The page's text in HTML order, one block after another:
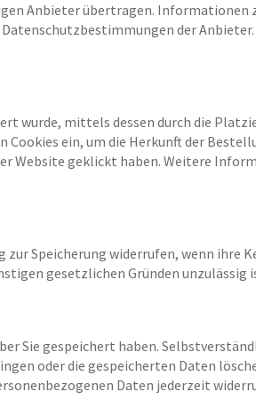
Anbieter übertragen. Informationen
der Anbieter.
wurde, mittels dessen durch die
ein, um die Herkunft der
Website geklickt haben. Weitere
Speicherung widerrufen, wenn ihre
gesetzlichen Gründen unzulässig
Sie gespeichert haben.
oder die gespeicherten Daten
Daten jederzeit